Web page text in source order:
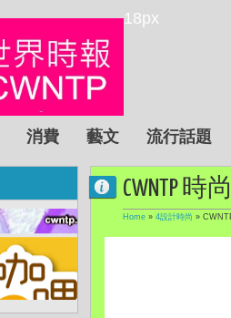
18px
消費 藝文 流行話題
CWNTP
Home » 4設計時尚 »